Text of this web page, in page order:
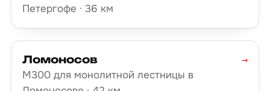
Петергофе · 36 км
Ломоносов
М300 для монолитной лестницы в
→